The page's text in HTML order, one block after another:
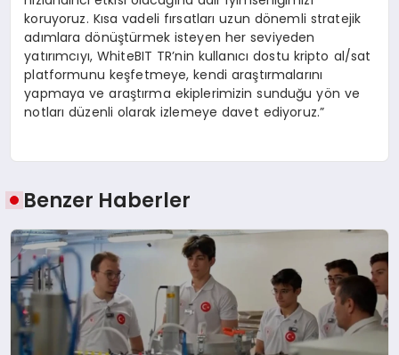
koruyoruz. Kısa vadeli fırsatları uzun dönemli stratejik
adımlara dönüştürmek isteyen her seviyeden
yatırımcıyı, WhiteBIT TR’nin kullanıcı dostu kripto al/sat
platformunu keşfetmeye, kendi araştırmalarını
yapmaya ve araştırma ekiplerimizin sunduğu yön ve
notları düzenli olarak izlemeye davet ediyoruz.”
Benzer Haberler